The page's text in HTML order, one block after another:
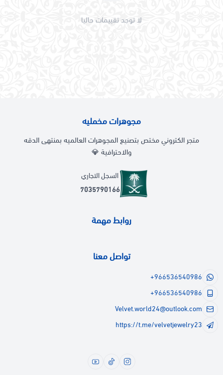
لا توجد تقييمات حاليا
مجوهرات مخمليه
متجر الكتروني مختص بتصنيع المجوهرات العالميه بمنتهى الدقه
والاحترافية 💎
السجل التجاري
7035790166
روابط مهمة
تواصل معنا
+966536540986
+966536540986
Velvet.world24@outlook.com
https://t.me/velvetjewelry23